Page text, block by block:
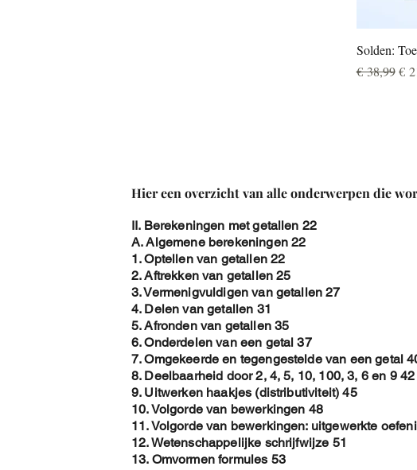
Solden:
Normale
€ 38,99 €
Hier een overzicht van alle onderwerpen die
II. Berekeningen met getallen 22
A. Algemene berekeningen 22
1. Optellen van getallen 22
2. Aftrekken van getallen 25
3. Vermenigvuldigen van getallen 27
4. Delen van getallen 31
5. Afronden van getallen 35
6. Onderdelen van een getal 37
7. Omgekeerde en tegengestelde van een getal
8. Deelbaarheid door 2, 4, 5, 10, 100, 3, 6 en 9 42
9. Uitwerken haakjes (distributiviteit) 45
10. Volgorde van bewerkingen 48
11. Volgorde van bewerkingen: uitgewerkte
12. Wetenschappelijke schrijfwijze 51
13. Omvormen formules 53